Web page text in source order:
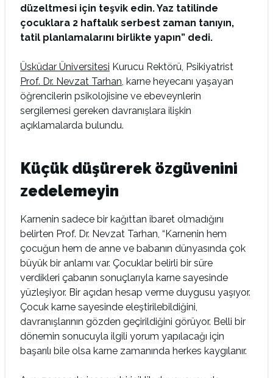
düzeltmesi için teşvik edin. Yaz tatilinde
çocuklara 2 haftalık serbest zaman tanıyın,
tatil planlamalarını birlikte yapın” dedi.
Üsküdar Üniversitesi Kurucu Rektörü, Psikiyatrist
Prof. Dr. Nevzat Tarhan , karne heyecanı yaşayan
öğrencilerin psikolojisine ve ebeveynlerin
sergilemesi gereken davranışlara ilişkin
açıklamalarda bulundu.
Küçük düşürerek özgüvenini
zedelemeyin
Karnenin sadece bir kağıttan ibaret olmadığını
belirten Prof. Dr. Nevzat Tarhan, “Karnenin hem
çocuğun hem de anne ve babanın dünyasında çok
büyük bir anlamı var. Çocuklar belirli bir süre
verdikleri çabanın sonuçlarıyla karne sayesinde
yüzleşiyor. Bir açıdan hesap verme duygusu yaşıyor.
Çocuk karne sayesinde eleştirilebildiğini,
davranışlarının gözden geçirildiğini görüyor. Belli bir
dönemin sonucuyla ilgili yorum yapılacağı için
başarılı bile olsa karne zamanında herkes kaygılanır.